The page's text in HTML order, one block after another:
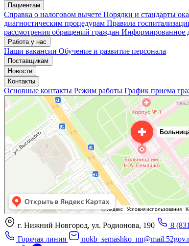
Подтвердить запись Отмена
Мои записи
Пациентам
Справка о налоговом вычете Порядки и стандарты
диагностическим процедурам Правила
рассмотрения обращений граждан Информированное
Работа у нас
Наши вакансии Обучение и развитие персонала
Поставщикам
Новости
Контакты
Основные контакты Режим работы График приема
«Нижегородская областная клиническая больница имени Н.А. Семашко»
Отделение больницы, госпиталя в Нижнем Новгороде
Больница для взрослых в Нижнем Новгороде
г. Нижний Новгород, ул. Родионова, 190 8
Горячая линия